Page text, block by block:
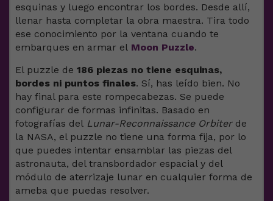
esquinas y luego encontrar los bordes. Desde allí,
llenar hasta completar la obra maestra. Tira todo
ese conocimiento por la ventana cuando te
embarques en armar el Moon Puzzle.
El puzzle de 186 piezas no tiene esquinas,
bordes ni puntos finales. Sí, has leído bien. No
hay final para este rompecabezas. Se puede
configurar de formas infinitas. Basado en
fotografías del Lunar-Reconnaissance Orbiterde
la NASA, el puzzle no tiene una forma fija, por lo
que puedes intentar ensamblar las piezas del
astronauta, del transbordador espacial y del
módulo de aterrizaje lunar en cualquier forma de
ameba que puedas resolver.